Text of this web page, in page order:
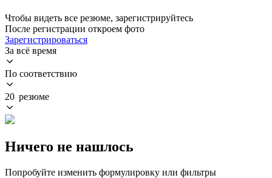
Чтобы видеть все резюме, зарегистрируйтесь
После регистрации откроем фото
Зарегистрироваться
За всё время
По соответствию
20 резюме
Ничего не нашлось
Попробуйте изменить формулировку или фильтры